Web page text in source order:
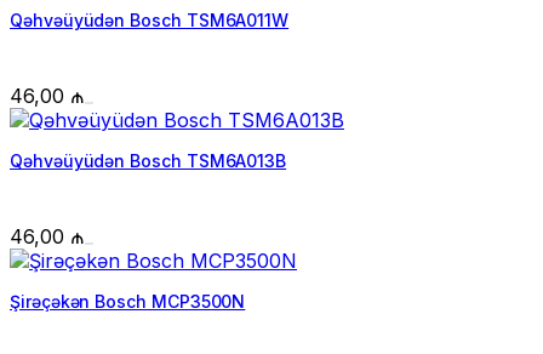
Qəhvəüyüdən Bosch TSM6A011W
46,00 ₼
Qəhvəüyüdən Bosch TSM6A013B
46,00 ₼
Şirəçəkən Bosch MCP3500N